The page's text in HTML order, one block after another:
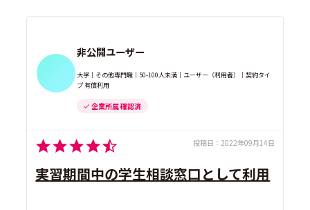
非公開ユーザー
大学｜その他専門職｜50-100人未満｜ユーザー（利用者）｜契約タイ
プ 有償利用
企業所属 確認済
投稿日： 2022年09月14日
実習期間中の学生相談窓口として利用